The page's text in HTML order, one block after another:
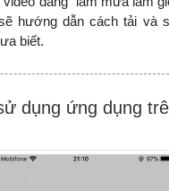
hướng dẫn cách tải và
biết.
dụng ứng dụng